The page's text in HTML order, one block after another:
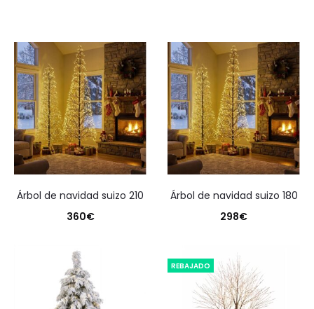
árbol de navidad suizo 210
360€
árbol de navidad suizo 180
298€
REBAJADO